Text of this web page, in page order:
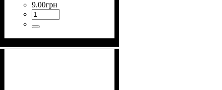
9.00грн